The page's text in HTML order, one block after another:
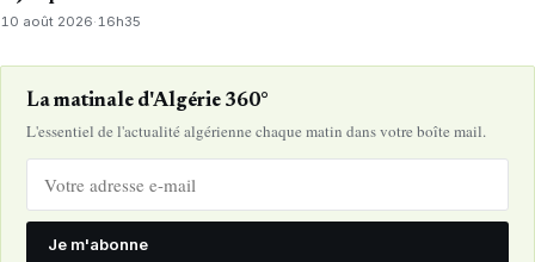
10 août 2026· 16h35
La matinale d'Algérie 360°
L'essentiel de l'actualité algérienne chaque matin dans votre boîte mail.
Je m'abonne